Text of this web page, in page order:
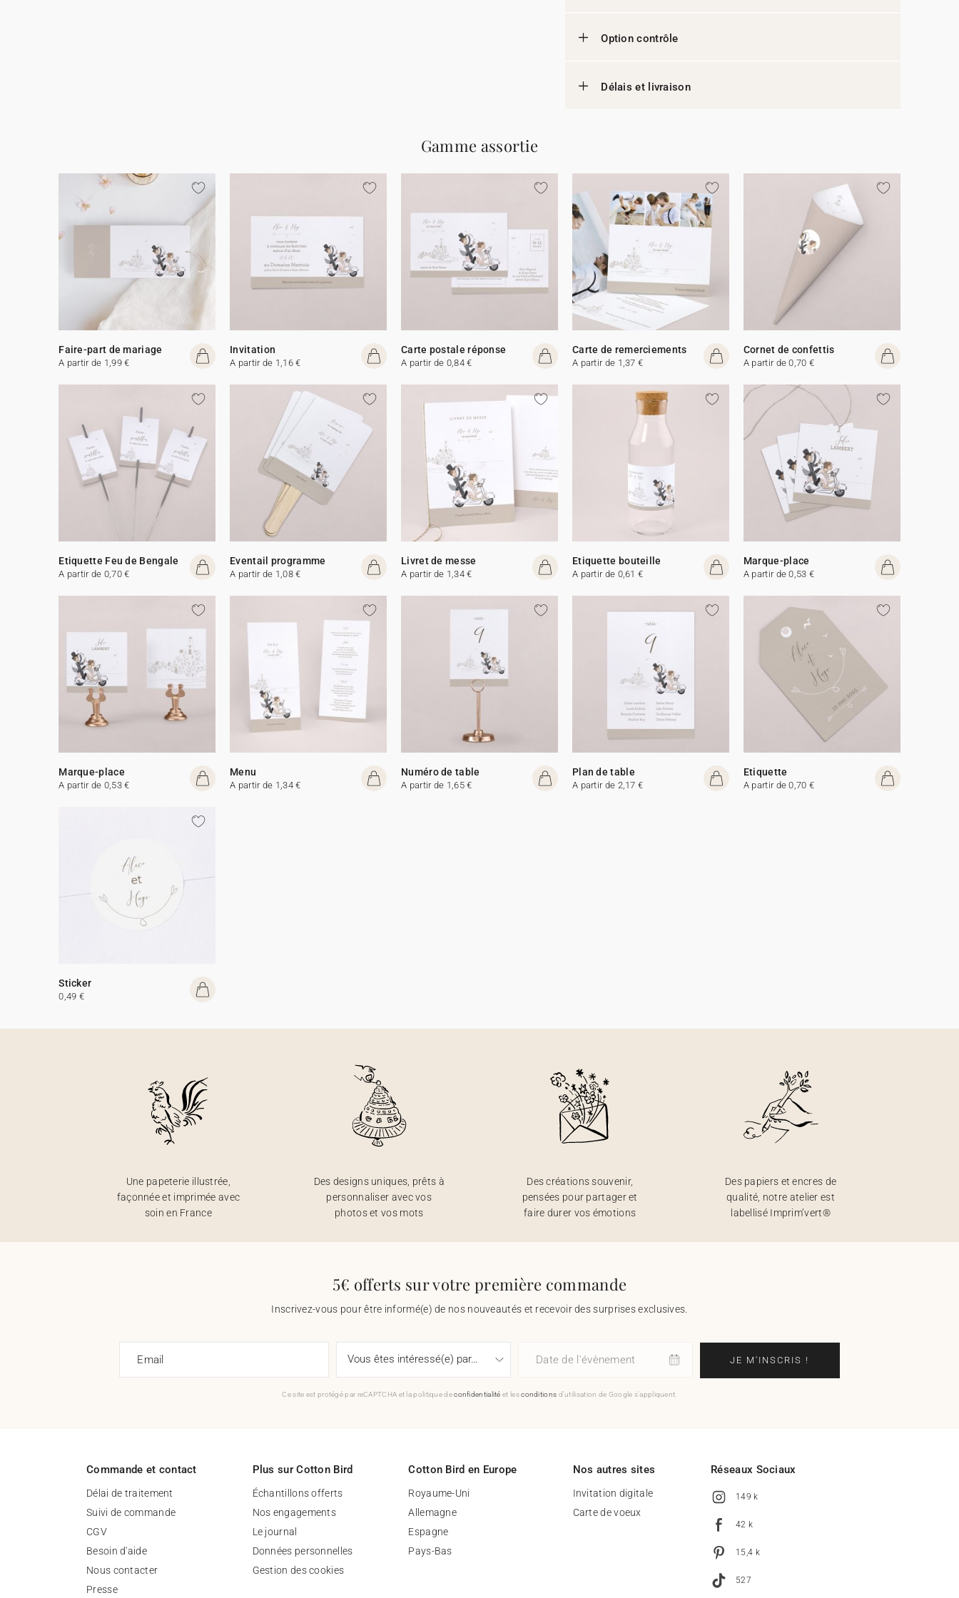
Option contrôle
Délais et livraison
Gamme assortie
Faire-part de mariage
A partir de 1,99 €
Invitation
A partir de 1,16 €
Carte postale réponse
A partir de 0,84 €
Carte de remerciements
A partir de 1,37 €
Cornet de confettis
A partir de 0,70 €
Etiquette Feu de Bengale
A partir de 0,70 €
Eventail programme
A partir de 1,08 €
Livret de messe
A partir de 1,34 €
Etiquette bouteille
A partir de 0,61 €
Marque-place
A partir de 0,53 €
Marque-place
A partir de 0,53 €
Menu
A partir de 1,34 €
Numéro de table
A partir de 1,65 €
Plan de table
A partir de 2,17 €
Etiquette
A partir de 0,70 €
Sticker
0,49 €
Une papeterie illustrée,
façonnée et imprimée avec
soin en France
Des designs uniques, prêts à
personnaliser avec vos
photos et vos mots
Des créations souvenir,
pensées pour partager et
faire durer vos émotions
Des papiers et encres de
qualité, notre atelier est
labellisé Imprim’vert®
5€ offerts sur votre première commande
Inscrivez-vous pour être informé(e) de nos nouveautés et recevoir des surprises exclusives.
Email Date de l'évènement JE M'INSCRIS !
Ce site est protégé par reCAPTCHA et la politique deconfidentialité et lesconditions d'utilisation de Google s'appliquent.
Commande et contact
Délai de traitement
Suivi de commande
CGV
Besoin d'aide
Nous contacter
Presse
Plus sur Cotton Bird
Échantillons offerts
Nos engagements
Le journal
Données personnelles
Gestion des cookies
Cotton Bird en Europe
Royaume-Uni
Allemagne
Espagne
Pays-Bas
Nos autres sites
Invitation digitale
Carte de voeux
Réseaux Sociaux
149 k
42 k
15,4 k
527